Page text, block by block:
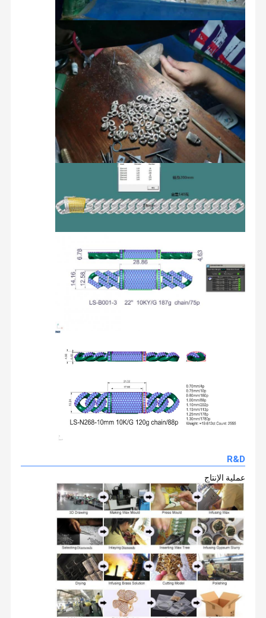
المعمل
اتصل بنا أخبار حالات اطلب اقتباس
الذهب 18 كارت الماس المجوهرات
قلادة الماس الذهبية 18 كارت
أقراط من الماس الذهب 18 كارت
خاتم من الذهب عيار 18 قيراط مرصع بالألماس
مجوهرات إعداد هونج كونج
مجوهرات العلامات التجارية الراقية
مجوهرات العلامة التجارية المخصصة
R&D
عملية الإنتاج
لنكون شركاءنا على المدى الطويل، ونحن ملتزمون بحل مشكلة الشركات
الصغيرة والمتوسطة الحجم لبدء الأعمال التجارية، يمكننا توفير جميع صور
المنتجات،نحن مسؤولون عن الإنتاج والتسليم، تحتاج فقط إلى إنشاء موقع
1القدرة الإنتاجية: فاخرة أعلى هي رقم 1 في القدرة الإنتاجية، مقارنة مع
مع المصنع الذي تم بناؤه حديثًا ، يمكن أن تصل طاقة الإنتاج القصوى إلى
مليون قطعة سنويًا.
التدريبات السنوية من الخارج (ألمانيا وإيطاليا وتايلاند) في التكنولوجيا
الجديدة والخبرات مثل الطلاء النانوي،التدريبات الداخلية المنتظمة على
مهارات الموظفين الجدد للحفاظ على القوى العاملة في صناعة
المجوهرات وإثراءها.